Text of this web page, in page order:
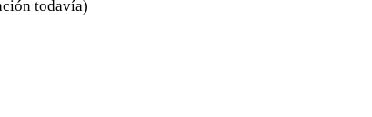
todavía)